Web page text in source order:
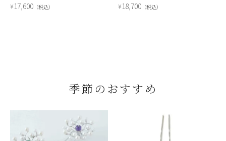
¥17,600 税込 ¥18,700 税込
季節のおすすめ